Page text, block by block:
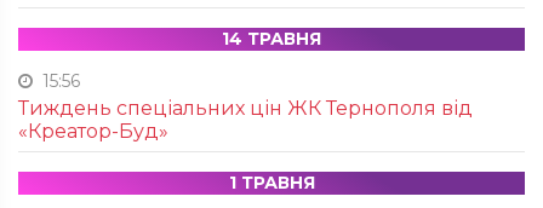
14 ТРАВНЯ
15:56
Тиждень спеціальних цін ЖК Тернополя від
«Креатор-Буд»
1 ТРАВНЯ